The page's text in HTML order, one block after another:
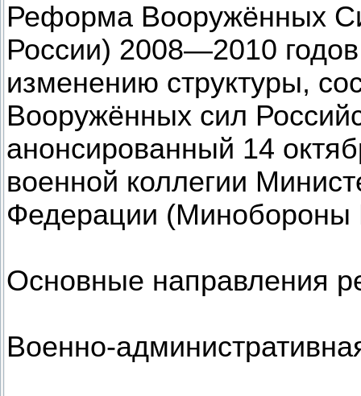
Реформа Вооружённых
России) 2008—2010
изменению структуры,
Вооружённых сил
анонсированный 14
военной коллегии
Федерации (Минобороны
Основные направления
Военно-